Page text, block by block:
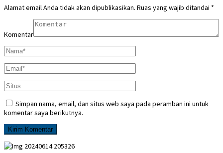
Alamat email Anda tidak akan dipublikasikan. Ruas yang wajib ditandai *
Komentar
Simpan nama, email, dan situs web saya pada peramban ini untuk
komentar saya berikutnya.